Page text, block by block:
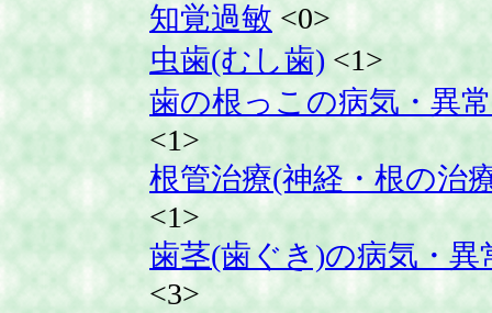
知覚過敏 <0>
虫歯(むし歯) <1>
歯の根っこの病気・異常
<1>
根管治療(神経・根の治
<1>
歯茎(歯ぐき)の病気・異
<3>